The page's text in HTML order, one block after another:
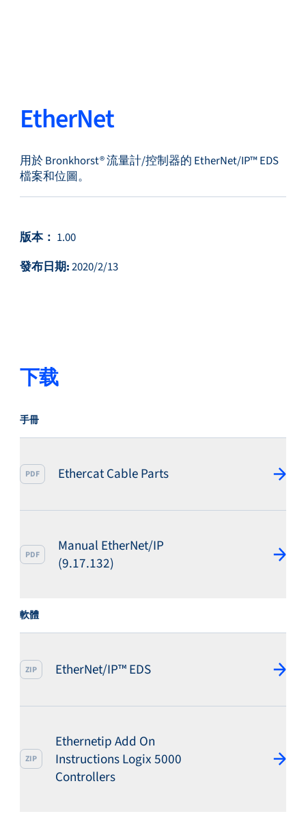
搜尋... ZH
產品
培訓與學習
關於柏朗豪斯特
聯絡我們
EtherNet
用於 Bronkhorst® 流量計/控制器的 EtherNet/IP™ EDS
檔案和位圖。
版本： 1.00
發布日期:2020/2/13
下载
手冊
PDF Ethercat Cable Parts
PDF
Manual EtherNet/IP
(9.17.132)
軟體
ZIP EtherNet/IP™ EDS
ZIP
Ethernetip Add On
Instructions Logix 5000
Controllers